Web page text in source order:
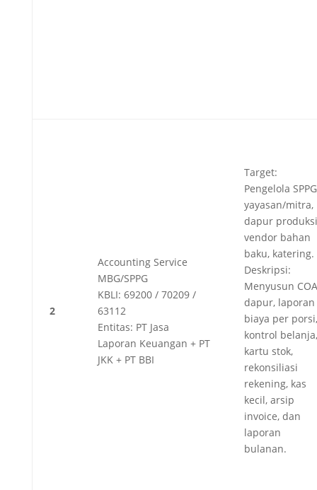
2
Accounting Service
MBG/SPPG
KBLI: 69200 / 70209 /
63112
Entitas: PT Jasa
Laporan Keuangan + PT
JKK + PT BBI
Target:
Pengelola
yayasan/mitra,
dapur
vendor bahan
baku, katering.
Deskripsi:
Menyusun COA
dapur, laporan
biaya per porsi,
kontrol belanja,
kartu stok,
rekonsiliasi
rekening, kas
kecil, arsip
invoice, dan
laporan
bulanan.